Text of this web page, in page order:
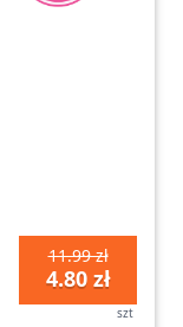
11.99 zł
4.80 zł
szt